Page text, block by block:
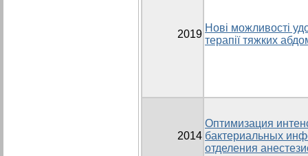
2019
Нові можливості
терапії тяжких
2014
Оптимизация
бактериальных
отделения